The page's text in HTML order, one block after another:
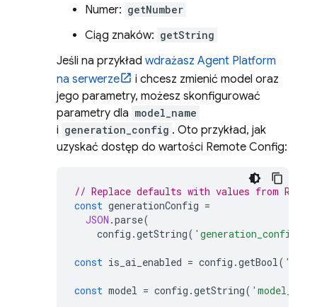
Numer: getNumber
Ciąg znaków: getString
Jeśli na przykład wdrażasz Agent Platform
na serwerze
i chcesz zmienić model oraz
jego parametry, możesz skonfigurować
parametry dla model_name
i generation_config . Oto przykład, jak
uzyskać dostęp do wartości Remote Config:
// Replace defaults with values from
const generationConfig =
JSON .parse(
config .getString( 'generation_config'
const is_ai_enabled = config .getBool(
const model = config .getString(